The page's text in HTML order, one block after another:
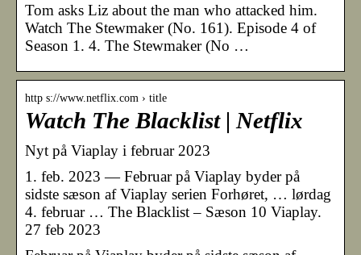
Tom asks Liz about the man who attacked him.
Watch The Stewmaker (No. 161). Episode 4 of
Season 1. 4. The Stewmaker (No …
http s://www.netflix.com › title
Watch The Blacklist | Netflix
Nyt på Viaplay i februar 2023
1. feb. 2023 — Februar på Viaplay byder på
sidste sæson af Viaplay serien Forhøret, … lørdag
4. februar … The Blacklist – Sæson 10 Viaplay.
27 feb 2023